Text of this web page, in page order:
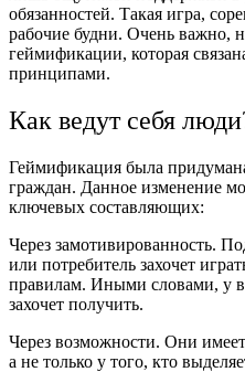
обязанностей. Такая игра,
рабочие будни. Очень важно,
геймификации, которая
принципами.
Как ведут себя
Геймификация была
граждан. Данное изменение
ключевых составляющих:
Через замотивированность.
или потребитель захочет
правилам. Иными словами, у
захочет получить.
Через возможности. Они
а не только у того, кто